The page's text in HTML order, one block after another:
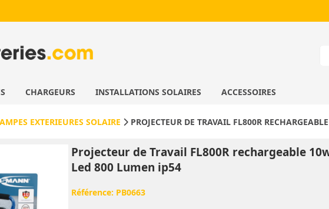
CHARGEURS INSTALLATIONS SOLAIRES ACCESSOIRES
EXTERIEURES SOLAIRE PROJECTEUR DE TRAVAIL FL800R
Projecteur de Travail FL800R rechargeable
Led 800 Lumen ip54
Référence: PB0663